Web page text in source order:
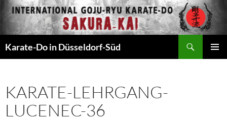
Zum
Inhalt
springen
Karate-Do in Düsseldorf-Süd
KARATE-LEHRGANG-
LUCENEC-36